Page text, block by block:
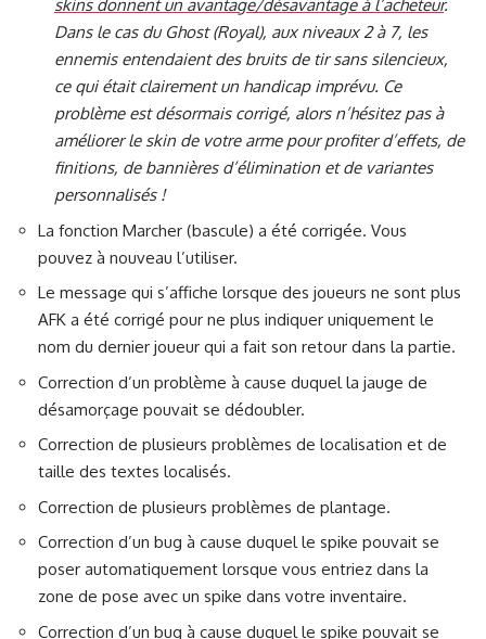
skins donnent un avantage/désavantage à l’acheteur.
Dans le cas du Ghost (Royal), aux niveaux 2 à 7, les
ennemis entendaient des bruits de tir sans silencieux,
ce qui était clairement un handicap imprévu. Ce
problème est désormais corrigé, alors n’hésitez pas à
améliorer le skin de votre arme pour profiter d’effets, de
finitions, de bannières d’élimination et de variantes
personnalisés !
La fonction Marcher (bascule) a été corrigée. Vous
pouvez à nouveau l’utiliser.
Le message qui s’affiche lorsque des joueurs ne sont plus
AFK a été corrigé pour ne plus indiquer uniquement le
nom du dernier joueur qui a fait son retour dans la partie.
Correction d’un problème à cause duquel la jauge de
désamorçage pouvait se dédoubler.
Correction de plusieurs problèmes de localisation et de
taille des textes localisés.
Correction de plusieurs problèmes de plantage.
Correction d’un bug à cause duquel le spike pouvait se
poser automatiquement lorsque vous entriez dans la
zone de pose avec un spike dans votre inventaire.
Correction d’un bug à cause duquel le spike pouvait se